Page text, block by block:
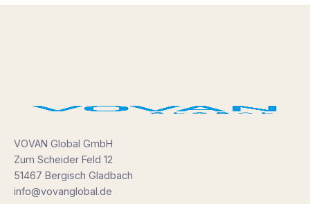
VOVAN Global GmbH
Zum Scheider Feld 12
51467 Bergisch Gladbach
info@vovanglobal.de